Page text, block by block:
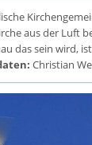
aus der Luft
das sein wird,
Christian